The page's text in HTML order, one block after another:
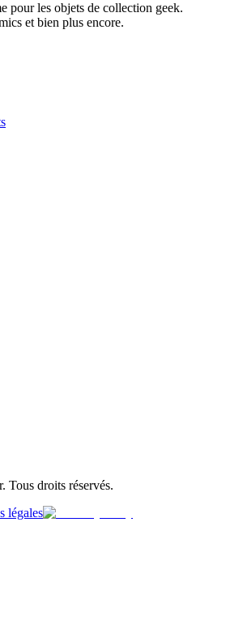
pour les objets de collection geek.
et bien plus encore.
Tous droits réservés.
légales